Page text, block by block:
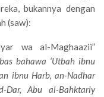
bukannya dengan
(saw):
wa al-Maghaazii”
bahawa ‘Utbah ibnu
ibnu Harb, an-Nadhar
Abu al-Bahktariy